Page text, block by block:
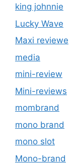
king johnnie
Lucky Wave
Maxi reviewe
media
mini-review
Mini-reviews
mombrand
mono brand
mono slot
Mono-brand